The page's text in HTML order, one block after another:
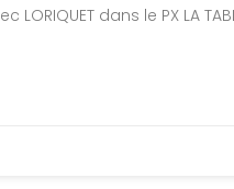
LORIQUET dans le PX LA